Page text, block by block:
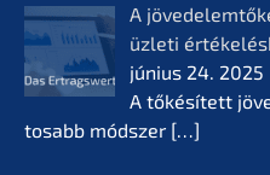
A
üzleti
június 24. 2025
A tőkésí­tett
tosabb módszer […]